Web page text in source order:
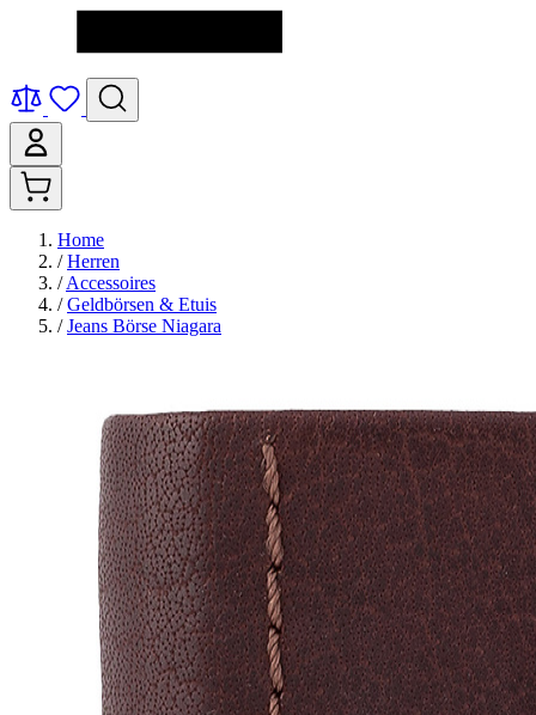
Home
/ Herren
/ Accessoires
/ Geldbörsen & Etuis
/ Jeans Börse Niagara